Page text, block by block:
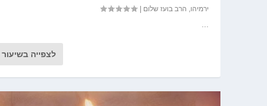
ירמיהו, הרב בועז שלום |
לצפייה בשיעור